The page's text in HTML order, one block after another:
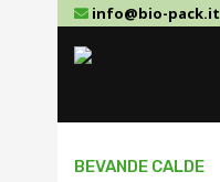
info@bio-pack.it
BEVANDE CALDE